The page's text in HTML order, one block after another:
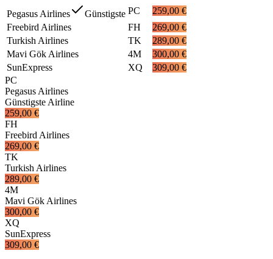
Pegasus Airlines
Günstigste PC
259,00 €
Freebird Airlines
FH
269,00 €
Turkish Airlines
TK
289,00 €
Mavi Gök Airlines
4M
300,00 €
SunExpress
XQ
309,00 €
PC
Pegasus Airlines
Günstigste Airline
259,00 €
FH
Freebird Airlines
269,00 €
TK
Turkish Airlines
289,00 €
4M
Mavi Gök Airlines
300,00 €
XQ
SunExpress
309,00 €